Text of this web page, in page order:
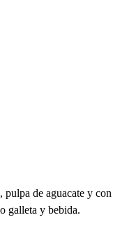
de aguacate y con
galleta y bebida.